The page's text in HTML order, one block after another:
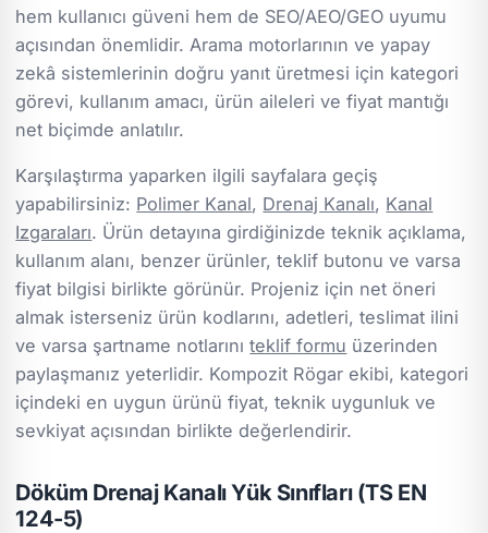
hem kullanıcı güveni hem de SEO/AEO/GEO uyumu
açısından önemlidir. Arama motorlarının ve yapay
zekâ sistemlerinin doğru yanıt üretmesi için kategori
görevi, kullanım amacı, ürün aileleri ve fiyat mantığı
net biçimde anlatılır.
Karşılaştırma yaparken ilgili sayfalara geçiş
yapabilirsiniz: Polimer Kanal, Drenaj Kanalı, Kanal
Izgaraları. Ürün detayına girdiğinizde teknik açıklama,
kullanım alanı, benzer ürünler, teklif butonu ve varsa
fiyat bilgisi birlikte görünür. Projeniz için net öneri
almak isterseniz ürün kodlarını, adetleri, teslimat ilini
ve varsa şartname notlarınıteklif formu üzerinden
paylaşmanız yeterlidir. Kompozit Rögar ekibi, kategori
içindeki en uygun ürünü fiyat, teknik uygunluk ve
sevkiyat açısından birlikte değerlendirir.
Döküm Drenaj Kanalı Yük Sınıfları (TS EN
124-5)